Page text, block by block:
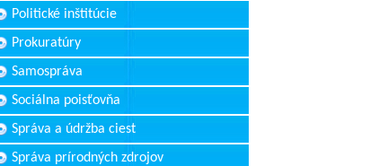
Politické inštitúcie
Prokuratúry
Samospráva
Sociálna poisťovňa
Správa a údržba ciest
Správa prírodných zdrojov